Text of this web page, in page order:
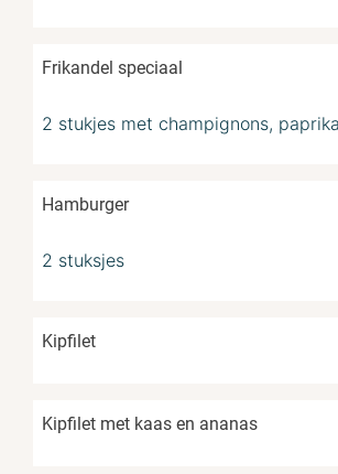
Frikandel speciaal
2 stukjes met champignons,
Hamburger
2 stuksjes
Kipfilet
Kipfilet met kaas en ananas